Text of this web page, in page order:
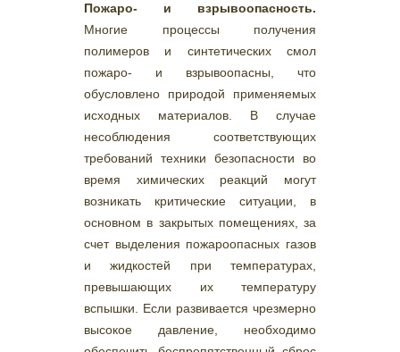
Пожаро- и взрывоопасность.
Многие процессы получения
полимеров и синтетических смол
пожаро- и взрывоопасны, что
обусловлено природой применяемых
исходных материалов. В случае
несоблюдения соответствующих
требований техники безопасности во
время химических реакций могут
возникать критические ситуации, в
основном в закрытых помещениях, за
счет выделения пожароопасных газов
и жидкостей при температурах,
превышающих их температуру
вспышки. Если развивается чрезмерно
высокое давление, необходимо